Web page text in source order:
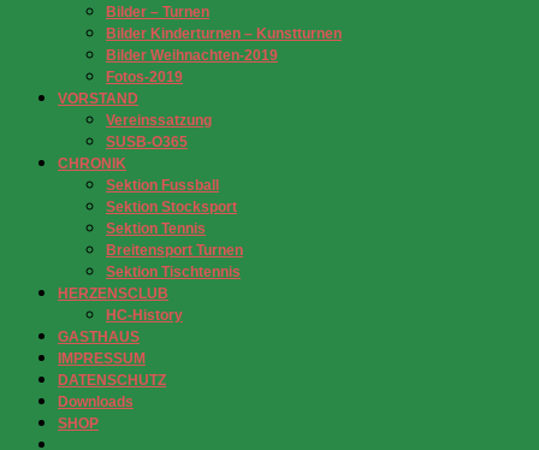
Bilder – Turnen
Bilder Kinderturnen – Kunstturnen
Bilder Weihnachten-2019
Fotos-2019
VORSTAND
Vereinssatzung
SUSB-O365
CHRONIK
Sektion Fussball
Sektion Stocksport
Sektion Tennis
Breitensport Turnen
Sektion Tischtennis
HERZENSCLUB
HC-History
GASTHAUS
IMPRESSUM
DATENSCHUTZ
Downloads
SHOP